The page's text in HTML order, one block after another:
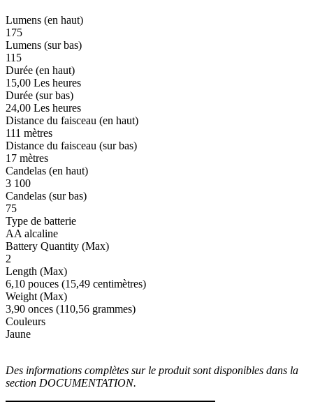
Lumens (en haut)
175
Lumens (sur bas)
115
Durée (en haut)
15,00 Les heures
Durée (sur bas)
24,00 Les heures
Distance du faisceau (en haut)
111 mètres
Distance du faisceau (sur bas)
17 mètres
Candelas (en haut)
3 100
Candelas (sur bas)
75
Type de batterie
AA alcaline
Battery Quantity (Max)
2
Length (Max)
6,10 pouces (15,49 centimètres)
Weight (Max)
3,90 onces (110,56 grammes)
Couleurs
Jaune
Des informations complètes sur le produit sont disponibles dans la
section DOCUMENTATION.